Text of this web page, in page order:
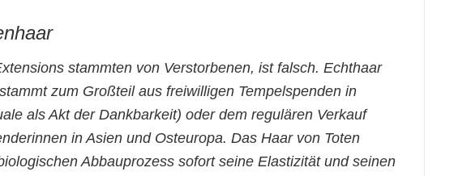
stammten von Verstorbenen, ist falsch. Echthaar
zum Großteil aus freiwilligen Tempelspenden in
als Akt der Dankbarkeit) oder dem regulären Verkauf
in Asien und Osteuropa. Das Haar von Toten
Abbauprozess sofort seine Elastizität und seinen